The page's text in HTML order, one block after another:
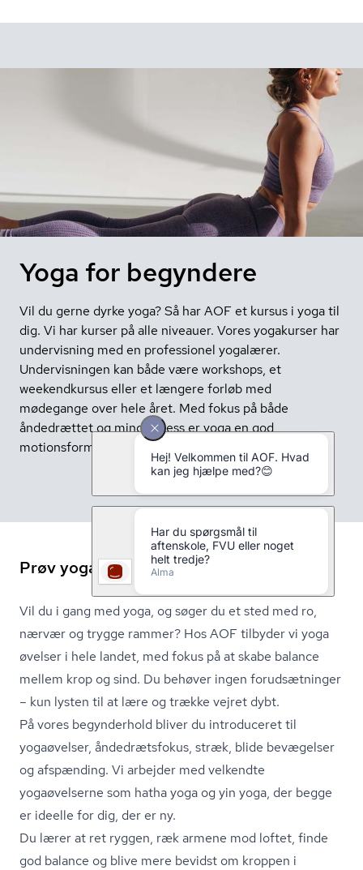
Yoga for begyndere
Vil du gerne dyrke yoga? Så har AOF et kursus i yoga til
dig. Vi har kurser på alle niveauer. Vores yogakurser har
undervisning med en professionel yogalærer.
Undervisningen kan både være workshops, et
weekendkursus eller et længere forløb med
mødegange over hele året. Med fokus på både
åndedrættet og mindfulness er yoga en god
motionsform for sindet og kroppen.
Prøv yoga for begyndere med AOF
Vil du i gang med yoga, og søger du et sted med ro,
nærvær og trygge rammer? Hos AOF tilbyder vi yoga
øvelser i hele landet, med fokus på at skabe balance
mellem krop og sind. Du behøver ingen forudsætninger
– kun lysten til at lære og trække vejret dybt.
På vores begynderhold bliver du introduceret til
yogaøvelser, åndedrætsfokus, stræk, blide bevægelser
og afspænding. Vi arbejder med velkendte
yogaøvelserne som hatha yoga og yin yoga, der begge
er ideelle for dig, der er ny.
Du lærer at ret ryggen, ræk armene mod loftet, finde
god balance og blive mere bevidst om kroppen i